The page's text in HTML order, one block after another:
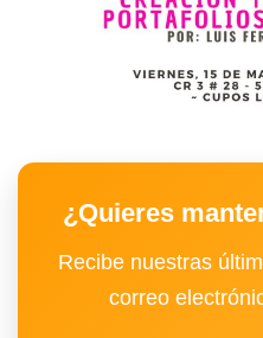
¿Quieres
Recibe nuestras
correo